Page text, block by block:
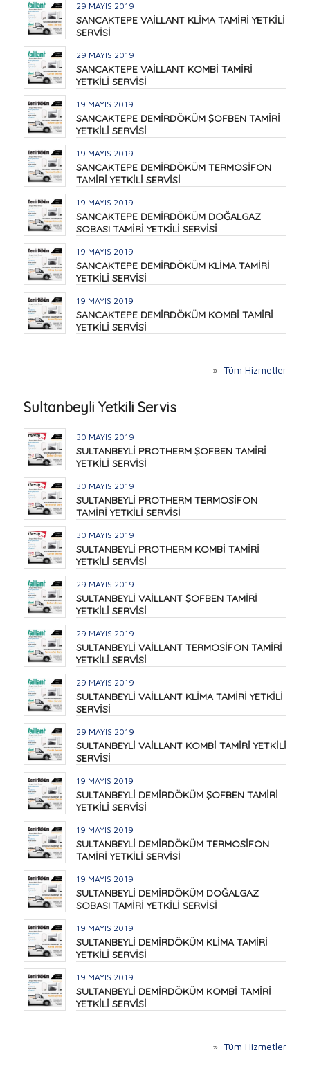
29 MAYIS 2019
SANCAKTEPE VAİLLANT KLİMA TAMİRİ YETKİLİ
SERVİSİ
29 MAYIS 2019
SANCAKTEPE VAİLLANT KOMBİ TAMİRİ
YETKİLİ SERVİSİ
19 MAYIS 2019
SANCAKTEPE DEMİRDÖKÜM ŞOFBEN TAMİRİ
YETKİLİ SERVİSİ
19 MAYIS 2019
SANCAKTEPE DEMİRDÖKÜM TERMOSİFON
TAMİRİ YETKİLİ SERVİSİ
19 MAYIS 2019
SANCAKTEPE DEMİRDÖKÜM DOĞALGAZ
SOBASI TAMİRİ YETKİLİ SERVİSİ
19 MAYIS 2019
SANCAKTEPE DEMİRDÖKÜM KLİMA TAMİRİ
YETKİLİ SERVİSİ
19 MAYIS 2019
SANCAKTEPE DEMİRDÖKÜM KOMBİ TAMİRİ
YETKİLİ SERVİSİ
»Tüm Hizmetler
Sultanbeyli Yetkili Servis
30 MAYIS 2019
SULTANBEYLİ PROTHERM ŞOFBEN TAMİRİ
YETKİLİ SERVİSİ
30 MAYIS 2019
SULTANBEYLİ PROTHERM TERMOSİFON
TAMİRİ YETKİLİ SERVİSİ
30 MAYIS 2019
SULTANBEYLİ PROTHERM KOMBİ TAMİRİ
YETKİLİ SERVİSİ
29 MAYIS 2019
SULTANBEYLİ VAİLLANT ŞOFBEN TAMİRİ
YETKİLİ SERVİSİ
29 MAYIS 2019
SULTANBEYLİ VAİLLANT TERMOSİFON TAMİRİ
YETKİLİ SERVİSİ
29 MAYIS 2019
SULTANBEYLİ VAİLLANT KLİMA TAMİRİ YETKİLİ
SERVİSİ
29 MAYIS 2019
SULTANBEYLİ VAİLLANT KOMBİ TAMİRİ YETKİLİ
SERVİSİ
19 MAYIS 2019
SULTANBEYLİ DEMİRDÖKÜM ŞOFBEN TAMİRİ
YETKİLİ SERVİSİ
19 MAYIS 2019
SULTANBEYLİ DEMİRDÖKÜM TERMOSİFON
TAMİRİ YETKİLİ SERVİSİ
19 MAYIS 2019
SULTANBEYLİ DEMİRDÖKÜM DOĞALGAZ
SOBASI TAMİRİ YETKİLİ SERVİSİ
19 MAYIS 2019
SULTANBEYLİ DEMİRDÖKÜM KLİMA TAMİRİ
YETKİLİ SERVİSİ
19 MAYIS 2019
SULTANBEYLİ DEMİRDÖKÜM KOMBİ TAMİRİ
YETKİLİ SERVİSİ
»Tüm Hizmetler